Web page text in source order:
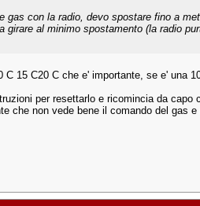
gas con la radio, devo spostare fino a
al minimo spostamento (la radio
15 C20 C che e' importante, se e' una
per resettarlo e ricomincia da capo
che non vede bene il comando del gas